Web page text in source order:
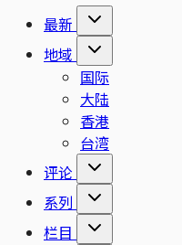
最新
地域
国际
大陆
香港
台湾
评论
系列
栏目